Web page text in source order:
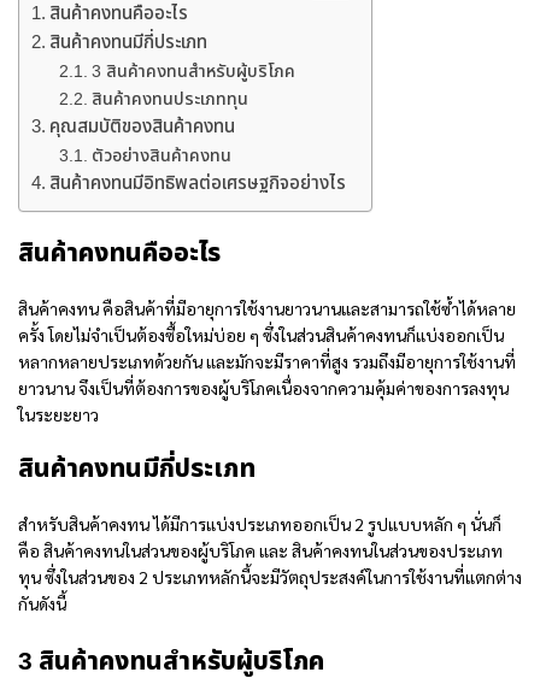
สินค้าคงทนคืออะไร
สินค้าคงทนมีกี่ประเภท
3 สินค้าคงทนสำหรับผู้บริโภค
สินค้าคงทนประเภททุน
คุณสมบัติของสินค้าคงทน
ตัวอย่างสินค้าคงทน
สินค้าคงทนมีอิทธิพลต่อเศรษฐกิจอย่างไร
สินค้าคงทนคืออะไร
สินค้าคงทน คือสินค้าที่มีอายุการใช้งานยาวนานและสามารถใช้ซ้ำได้หลาย
ครั้ง โดยไม่จำเป็นต้องซื้อใหม่บ่อย ๆ ซึ่งในส่วนสินค้าคงทนก็แบ่งออกเป็น
หลากหลายประเภทด้วยกัน และมักจะมีราคาที่สูง รวมถึงมีอายุการใช้งานที่
ยาวนาน จึงเป็นที่ต้องการของผู้บริโภคเนื่องจากความคุ้มค่าของการลงทุน
ในระยะยาว
สินค้าคงทนมีกี่ประเภท
สำหรับสินค้าคงทน ได้มีการแบ่งประเภทออกเป็น 2 รูปแบบหลัก ๆ นั่นก็
คือ สินค้าคงทนในส่วนของผู้บริโภค และ สินค้าคงทนในส่วนของประเภท
ทุน ซึ่งในส่วนของ 2 ประเภทหลักนี้จะมีวัตถุประสงค์ในการใช้งานที่แตกต่าง
กันดังนี้
3 สินค้าคงทนสำหรับผู้บริโภค